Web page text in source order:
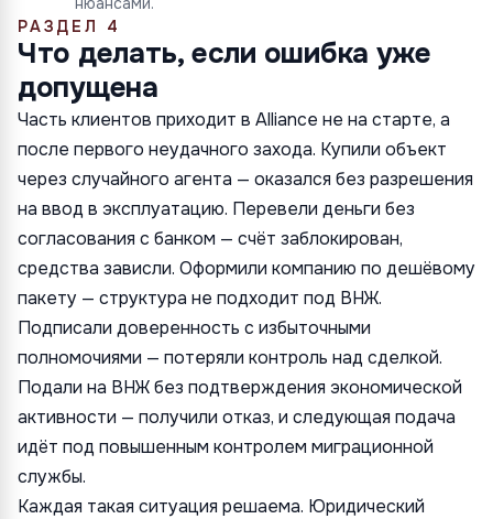
РАЗДЕЛ 4
Что делать, если ошибка уже
допущена
Часть клиентов приходит в Alliance не на старте, а
после первого неудачного захода. Купили объект
через случайного агента — оказался без разрешения
на ввод в эксплуатацию. Перевели деньги без
согласования с банком — счёт заблокирован,
средства зависли. Оформили компанию по дешёвому
пакету — структура не подходит под ВНЖ.
Подписали доверенность с избыточными
полномочиями — потеряли контроль над сделкой.
Подали на ВНЖ без подтверждения экономической
активности — получили отказ, и следующая подача
идёт под повышенным контролем миграционной
службы.
Каждая такая ситуация решаема. Юридический